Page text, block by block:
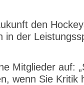
den
in der
Mitglieder auf:
wenn Sie Kritik